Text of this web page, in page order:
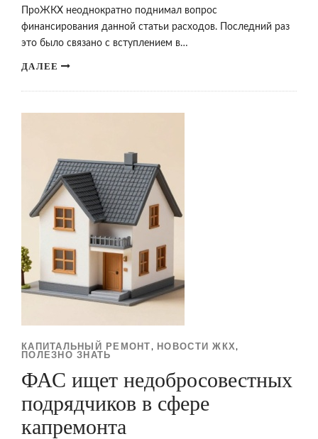
ПроЖКХ неоднократно поднимал вопрос
финансирования данной статьи расходов. Последний раз
это было связано с вступлением в…
ДАЛЕЕ
КАПИТАЛЬНЫЙ РЕМОНТ, НОВОСТИ ЖКХ,
ПОЛЕЗНО ЗНАТЬ
ФАС ищет недобросовестных
подрядчиков в сфере
капремонта